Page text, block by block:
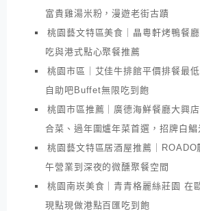
富貴雞湯米粉，漫遊老街古蹟
桃園藝文特區美食｜晶粵軒烤鴨餐
吃與港式點心聚餐推薦
桃園市區｜艾佳牛排館平價排餐最
自助吧Buffet無限吃到飽
桃園市區推薦｜廣德海鮮餐廳大興
合菜、過年圍爐年菜首選，招牌白鯧
桃園藝文特區居酒屋推薦｜ROADO
午營業到深夜的微醺聚餐空間
桃園南崁美食｜青青格麗絲莊園 在
現點現做港點百匯吃到飽